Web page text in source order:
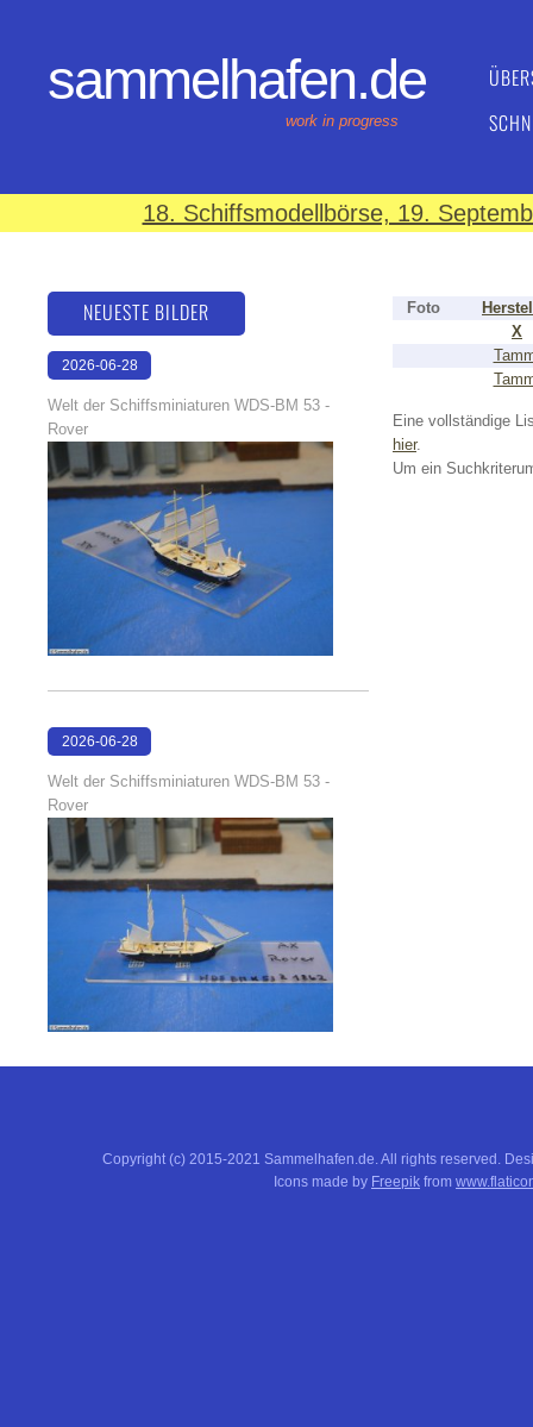
sammelhafen.de
work in progress
18. Schiffsmodellbörse, 19.
Foto
X
Eine vollständige
hier.
Um ein
NEUESTE BILDER
2026-06-28
Welt der Schiffsminiaturen WDS-BM 53 -
Rover
2026-06-28
Welt der Schiffsminiaturen WDS-BM 53 -
Rover
Copyright (c) 2015-2021 Sammelhafen.de. All rights reserved.
Icons made by Freepik from